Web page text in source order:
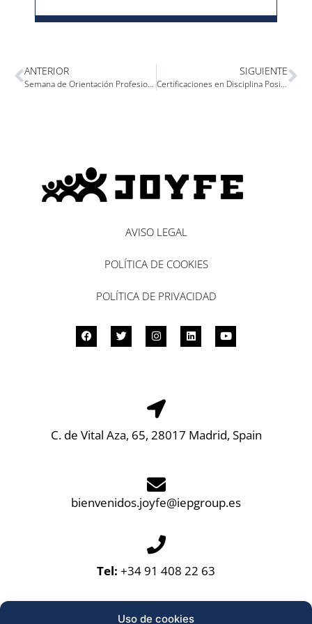
Uso de cookies
ANTERIOR SIGUIENTE
AVISO LEGAL
POLÍTICA DE COOKIES
POLÍTICA DE PRIVACIDAD
C. de Vital Aza, 65, 28017 Madrid, Spain
bienvenidos.joyfe@iepgroup.es
Tel: +34 91 408 22 63